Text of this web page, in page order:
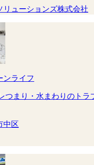
リューションズ株式会社
ンライフ
つまり・水まわりのトラ
中区